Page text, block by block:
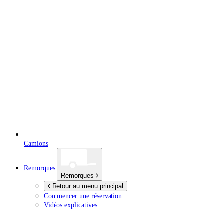
Camions
Remorques
Remorques
Retour au menu principal
Commencer une réservation
Vidéos explicatives